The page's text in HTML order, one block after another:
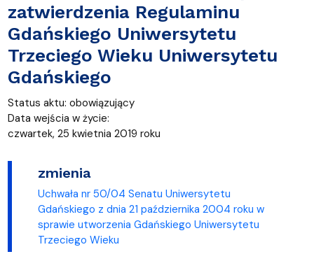
zatwierdzenia Regulaminu
Gdańskiego Uniwersytetu
Trzeciego Wieku Uniwersytetu
Gdańskiego
Status aktu: obowiązujący
Data wejścia w życie:
czwartek, 25 kwietnia 2019 roku
zmienia
Uchwała nr 50/04 Senatu Uniwersytetu
Gdańskiego z dnia 21 października 2004 roku w
sprawie utworzenia Gdańskiego Uniwersytetu
Trzeciego Wieku